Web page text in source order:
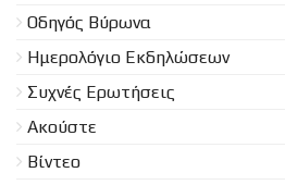
Οδηγός Βύρωνα
Ημερολόγιο Εκδηλώσεων
Συχνές Ερωτήσεις
Ακούστε
Βίντεο